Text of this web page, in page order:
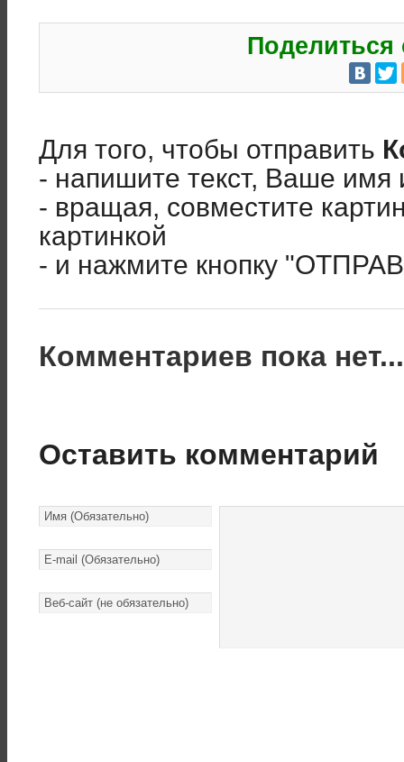
Поделиться
Для того, чтобы отправить
- напишите текст, Ваше имя
- вращая, совместите
картинкой
- и нажмите кнопку
Комментариев пока
Оставить комментарий